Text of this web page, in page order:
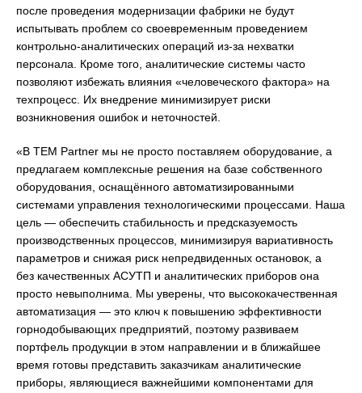
после проведения модернизации фабрики не будут
испытывать проблем со своевременным проведением
контрольно-аналитических операций из-за нехватки
персонала. Кроме того, аналитические системы часто
позволяют избежать влияния «человеческого фактора» на
техпроцесс. Их внедрение минимизирует риски
возникновения ошибок и неточностей.
«В TEM Partner мы не просто поставляем оборудование, а
предлагаем комплексные решения на базе собственного
оборудования, оснащённого автоматизированными
системами управления технологическими процессами. Наша
цель — обеспечить стабильность и предсказуемость
производственных процессов, минимизируя вариативность
параметров и снижая риск непредвиденных остановок, а
без качественных АСУТП и аналитических приборов она
просто невыполнима. Мы уверены, что высококачественная
автоматизация — это ключ к повышению эффективности
горнодобывающих предприятий, поэтому развиваем
портфель продукции в этом направлении и в ближайшее
время готовы представить заказчикам аналитические
приборы, являющиеся важнейшими компонентами для